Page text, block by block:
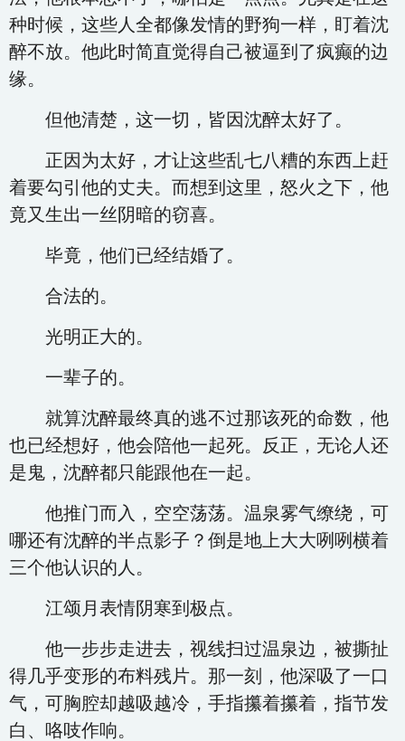
种时候，这些人全都像发情的野狗一样，盯着沈
醉不放。他此时简直觉得自己被逼到了疯癫的边
缘。
但他清楚，这一切，皆因沈醉太好了。
正因为太好，才让这些乱七八糟的东西上赶
着要勾引他的丈夫。而想到这里，怒火之下，他
竟又生出一丝阴暗的窃喜。
毕竟，他们已经结婚了。
合法的。
光明正大的。
一辈子的。
就算沈醉最终真的逃不过那该死的命数，他
也已经想好，他会陪他一起死。反正，无论人还
是鬼，沈醉都只能跟他在一起。
他推门而入，空空荡荡。温泉雾气缭绕，可
哪还有沈醉的半点影子？倒是地上大大咧咧横着
三个他认识的人。
江颂月表情阴寒到极点。
他一步步走进去，视线扫过温泉边，被撕扯
得几乎变形的布料残片。那一刻，他深吸了一口
气，可胸腔却越吸越冷，手指攥着攥着，指节发
白、咯吱作响。